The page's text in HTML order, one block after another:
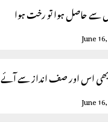
سے حاصل ہوا تو رخت ہوا
June
اس اور صف انداز سے آئے
June